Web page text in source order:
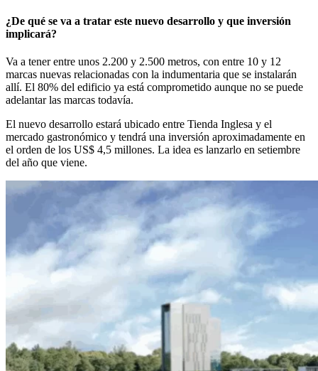
¿De qué se va a tratar este nuevo desarrollo y que inversión
implicará?
Va a tener entre unos 2.200 y 2.500 metros, con entre 10 y 12
marcas nuevas relacionadas con la indumentaria que se instalarán
allí. El 80% del edificio ya está comprometido aunque no se puede
adelantar las marcas todavía.
El nuevo desarrollo estará ubicado entre Tienda Inglesa y el
mercado gastronómico y tendrá una inversión aproximadamente en
el orden de los US$ 4,5 millones. La idea es lanzarlo en setiembre
del año que viene.